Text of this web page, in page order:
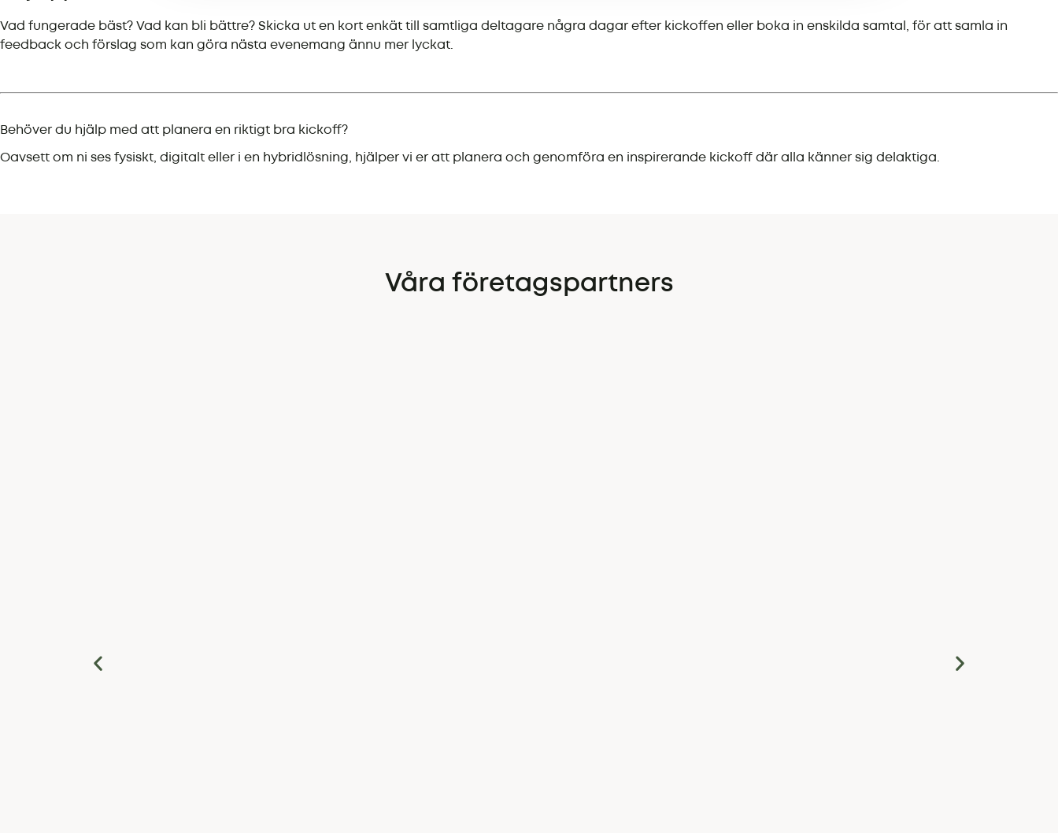
Vad fungerade bäst? Vad kan bli bättre? Skicka ut en kort enkät till samtliga deltagare några dagar efter kickoffen eller boka in enskilda samtal, för att samla in
feedback och förslag som kan göra nästa evenemang ännu mer lyckat.
Behöver du hjälp med att planera en riktigt bra kickoff?
Oavsett om ni ses fysiskt, digitalt eller i en hybridlösning, hjälper vi er att planera och genomföra en inspirerande kickoff där alla känner sig delaktiga.
Våra företagspartners